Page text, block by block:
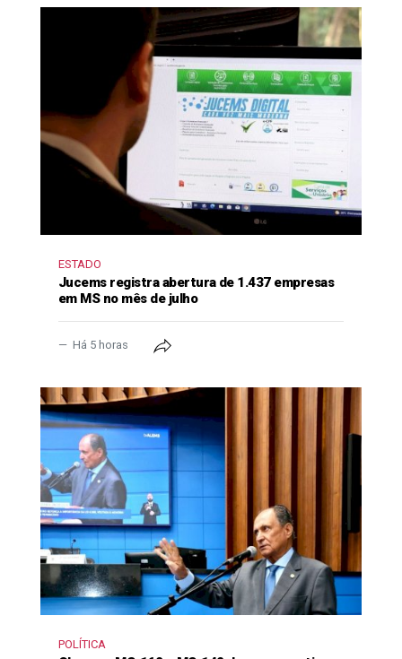
ESTADO
Jucems registra abertura de 1.437 empresas
em MS no mês de julho
Há 5 horas
POLÍTICA